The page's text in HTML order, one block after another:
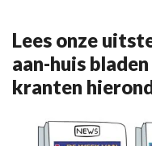
Lees onze
aan-huis
kranten